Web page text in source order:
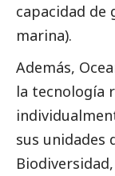
capacidad de
marina).
Además,
la tecnología
sus unidades